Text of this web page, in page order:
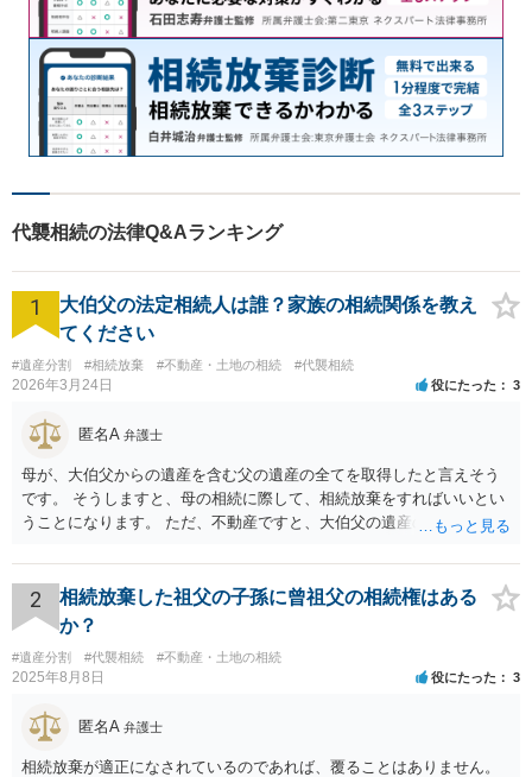
代襲相続の法律Q&Aランキング
1
大伯父の法定相続人は誰？家族の相続関係を教え
てください
#遺産分割 #相続放棄 #不動産・土地の相続 #代襲相続
2026年3月24日 役にたった 3
匿名A 弁護士
母が、大伯父からの遺産を含む父の遺産の全てを取得したと言えそう
です。 そうしますと、母の相続に際して、相続放棄をすればいいとい
うことになります。 ただ、不動産ですと、大伯父の遺産の名義がまだ
2
相続放棄した祖父の子孫に曾祖父の相続権はある
か？
#遺産分割 #代襲相続 #不動産・土地の相続
2025年8月8日 役にたった 3
匿名A 弁護士
相続放棄が適正になされているのであれば、覆ることはありません。